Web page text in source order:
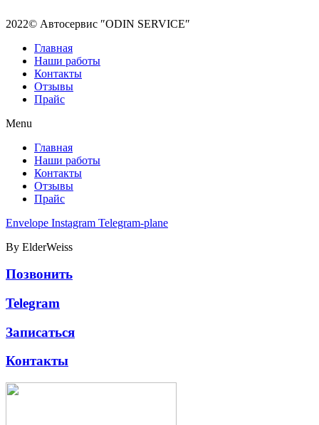
2022© Автосервис ″ODIN SERVICE″
Главная
Наши работы
Контакты
Отзывы
Прайс
Menu
Главная
Наши работы
Контакты
Отзывы
Прайс
Envelope Instagram Telegram-plane
By ElderWeiss
Позвонить
Telegram
Записаться
Контакты